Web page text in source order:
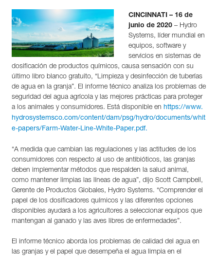
CINCINNATI – 16 de
junio de 2020 – Hydro
Systems, líder mundial en
equipos, software y
servicios en sistemas de
dosificación de productos químicos, causa sensación con su
último libro blanco gratuito, “Limpieza y desinfección de tuberías
de agua en la granja”. El informe técnico analiza los problemas de
seguridad del agua agrícola y las mejores prácticas para proteger
a los animales y consumidores. Está disponible en https://www.
hydrosystemsco.com/content/dam/psg/hydro/documents/whit
e-papers/Farm-Water-Line-White-Paper.pdf.
“A medida que cambian las regulaciones y las actitudes de los
consumidores con respecto al uso de antibióticos, las granjas
deben implementar métodos que respalden la salud animal,
como mantener limpias las líneas de agua”, dijo Scott Campbell,
Gerente de Productos Globales, Hydro Systems. “Comprender el
papel de los dosificadores químicos y las diferentes opciones
disponibles ayudará a los agricultores a seleccionar equipos que
mantengan al ganado y las aves libres de enfermedades”.
El informe técnico aborda los problemas de calidad del agua en
las granjas y el papel que desempeña el agua limpia en el